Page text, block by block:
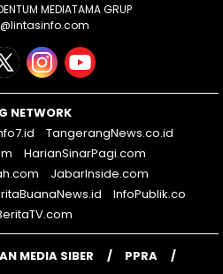
MEDIATAMA GRUP
NETWORK
TangerangNews.co.id
HarianSinarPagi.com
JabarInside.com
InfoPublik.co
MEDIA SIBER
PPRA